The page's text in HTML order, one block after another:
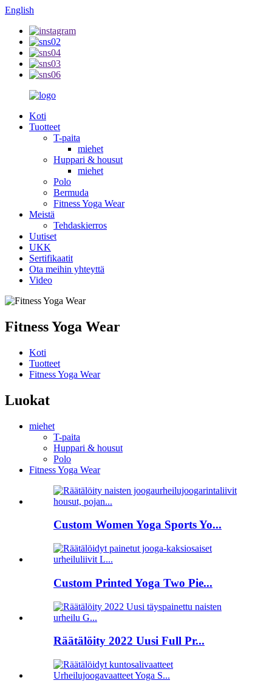
English
Koti
Tuotteet
T-paita
miehet
Huppari & housut
miehet
Polo
Bermuda
Fitness Yoga Wear
Meistä
Tehdaskierros
Uutiset
UKK
Sertifikaatit
Ota meihin yhteyttä
Video
Fitness Yoga Wear
Koti
Tuotteet
Fitness Yoga Wear
Luokat
miehet
T-paita
Huppari & housut
Polo
Fitness Yoga Wear
Custom Women Yoga Sports Yo...
Custom Printed Yoga Two Pie...
Räätälöity 2022 Uusi Full Pr...